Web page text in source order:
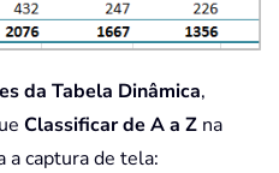
da Tabela Dinâmica,
Classificar de A a Z na
a captura de tela: